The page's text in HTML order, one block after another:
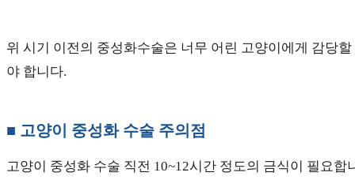
위 시기 이전의 중성화수술은 너무 어린 고양이에게 감당
야 합니다.
■ 고양이 중성화 수술 주의점
고양이 중성화 수술 직전 10~12시간 정도의 금식이 필요